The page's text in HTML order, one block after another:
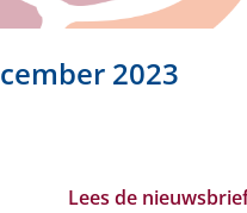
2023
Lees de